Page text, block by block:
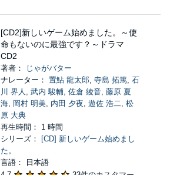
[CD2]新しいゲーム始めました。～使
命もないのに最強です？～ドラマ
CD2
著者：
じゃがバター
ナレーター： 置鮎 龍太郎, 寺島 拓篤, 石
川 界人 , 武内 駿輔, 佐倉 綾音, 藤原 夏
海, 岡村 明美, 内田 夕夜, 遊佐 浩二, 松
原 大典
再生時間： 1 時間
シリーズ：
[CD] 新しいゲーム始めまし
た。
言語： 日本語